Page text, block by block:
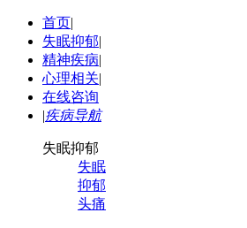
首页|
失眠抑郁|
精神疾病|
心理相关|
在线咨询
|疾病导航
失眠抑郁
失眠
抑郁
头痛